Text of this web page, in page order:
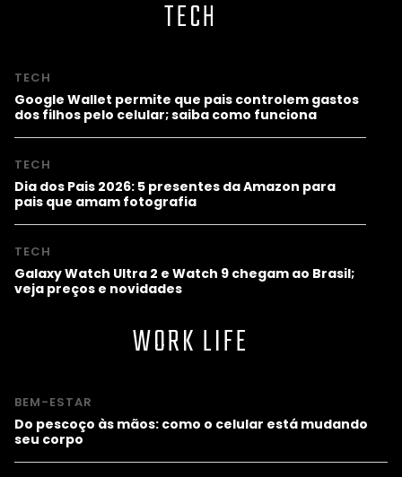
TECH
TECH
Google Wallet permite que pais controlem gastos
dos filhos pelo celular; saiba como funciona
TECH
Dia dos Pais 2026: 5 presentes da Amazon para
pais que amam fotografia
TECH
Galaxy Watch Ultra 2 e Watch 9 chegam ao Brasil;
veja preços e novidades
WORK LIFE
BEM-ESTAR
Do pescoço às mãos: como o celular está mudando
seu corpo